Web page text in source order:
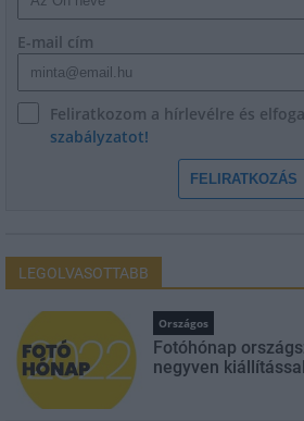
E-mail cím
Feliratkozom a hírlevélre és
szabályzatot!
FELIRATKOZÁS
LEGOLVASOTTABB
Országos
Fotóhónap
negyven kiállítással